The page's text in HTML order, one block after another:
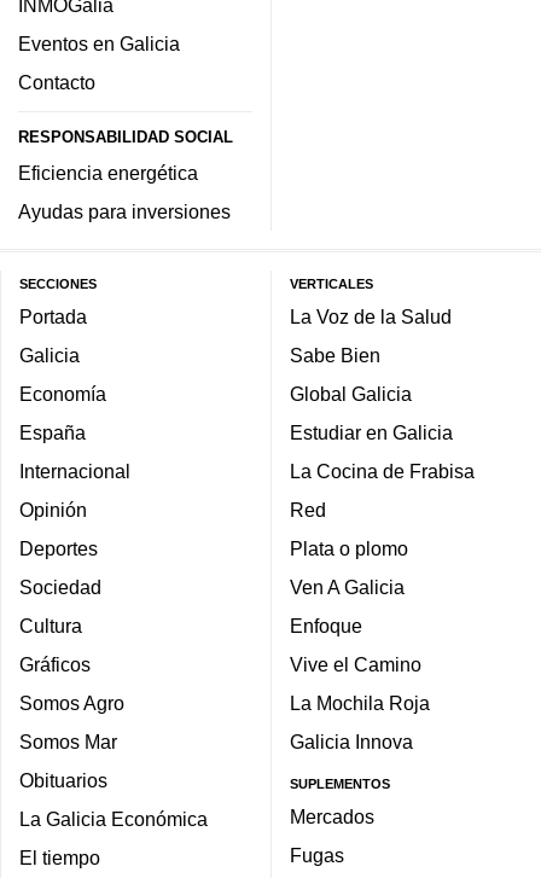
INMOGalia
Eventos en Galicia
Contacto
RESPONSABILIDAD SOCIAL
Eficiencia energética
Ayudas para inversiones
SECCIONES
Portada
Galicia
Economía
España
Internacional
Opinión
Deportes
Sociedad
Cultura
Gráficos
Somos Agro
Somos Mar
Obituarios
La Galicia Económica
El tiempo
VERTICALES
La Voz de la Salud
Sabe Bien
Global Galicia
Estudiar en Galicia
La Cocina de Frabisa
Red
Plata o plomo
Ven A Galicia
Enfoque
Vive el Camino
La Mochila Roja
Galicia Innova
SUPLEMENTOS
Mercados
Fugas